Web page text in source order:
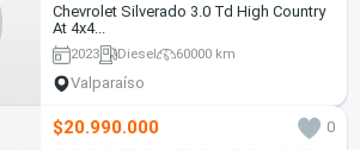
Chevrolet Silverado 3.0 Td High Country
At 4x4...
2023 Diesel 60000 km
Valparaíso
$20.990.000
0